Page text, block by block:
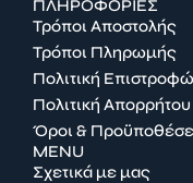
ΠΛΗΡΟΦΟΡΙΕΣ
Τρόποι Αποστολής
Τρόποι Πληρωμής
Πολιτική
Πολιτική Απορρήτου
Όροι &
MENU
Σχετικά με μας